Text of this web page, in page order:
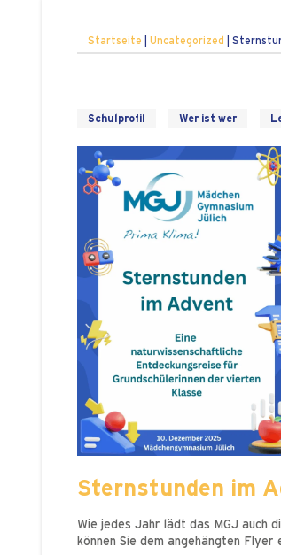
Startseite Uncategorized
Schulprofil Wer ist wer
Sternstunden im
Wie jedes Jahr lädt das MGJ auch
können Sie dem angehängten Flyer